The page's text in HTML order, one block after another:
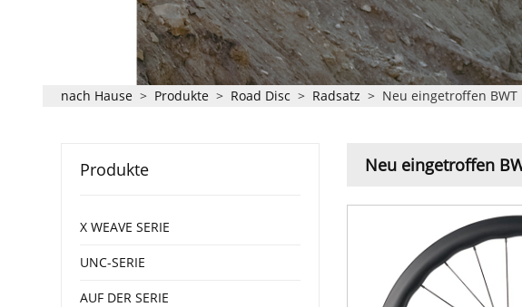
nach Hause > Produkte > Road Disc > Radsatz > Neu eingetroffen
Neu eingetroffen
Produkte
X WEAVE SERIE
UNC-SERIE
AUF DER SERIE